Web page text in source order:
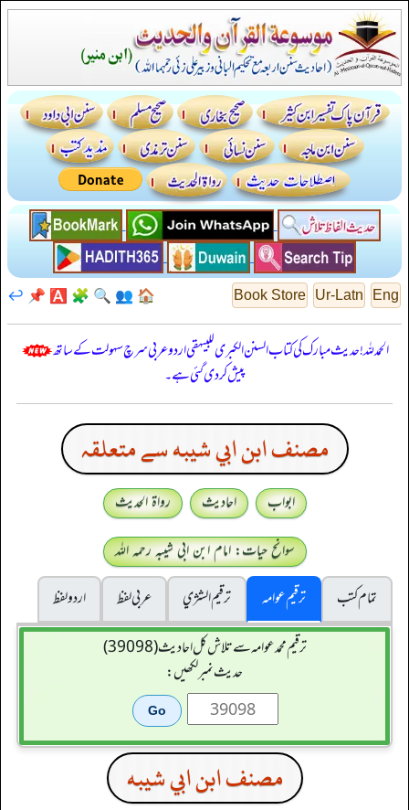
Eng
Ur-Latn
Book Store
🏠
👥
🔍
🧩
🅰️
📌
↩️
الحمدللہ! حدیث مبارک کی کتاب السنن الكبرى للبيهقي اردو عربی سرچ سہولت کے ساتھ
پیش کر دی گئی ہے۔
مصنف ابن ابي شيبه سے متعلقہ
ابواب احادیث
رواۃ الحدیث
سوانح حیات: امام ابن ابی شیبہ رحمہ اللہ
تمام کتب
ترقیم عوامہ ترقيم الشژي عربی لفظ
اردو لفظ
ترقیم محمدعوامہ سے تلاش کل احادیث (39098)
حدیث نمبر لکھیں:
مصنف ابن ابي شيبه